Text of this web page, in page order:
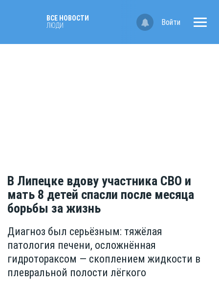
ВСЕ НОВОСТИ
ЛЮДИ
Войти
В Липецке вдову участника СВО и
мать 8 детей спасли после месяца
борьбы за жизнь
Диагноз был серьёзным: тяжёлая
патология печени, осложнённая
гидротораксом — скоплением жидкости в
плевральной полости лёгкого